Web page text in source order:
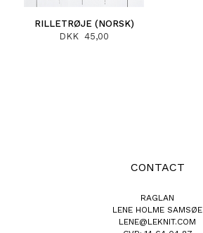
RILLETRØJE (NORSK)
DKK 45,00
CONTACT
RAGLAN
LENE HOLME SAMSØE
LENE@LEKNIT.COM